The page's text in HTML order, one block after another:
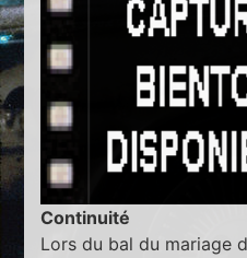
Continuité
Lors du bal du mariage